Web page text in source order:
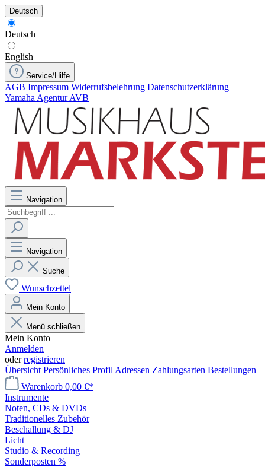
Deutsch
Deutsch
English
Service/Hilfe
AGB Impressum Widerrufsbelehrung Datenschutzerklärung
Yamaha Agentur AVB
Navigation
Navigation
Suche
Wunschzettel
Mein Konto
Menü schließen
Mein Konto
Anmelden
oderregistrieren
Übersicht Persönliches Profil Adressen Zahlungsarten Bestellungen
Warenkorb 0,00 €*
Instrumente
Noten, CDs & DVDs
Traditionelles Zubehör
Beschallung & DJ
Licht
Studio & Recording
Sonderposten %